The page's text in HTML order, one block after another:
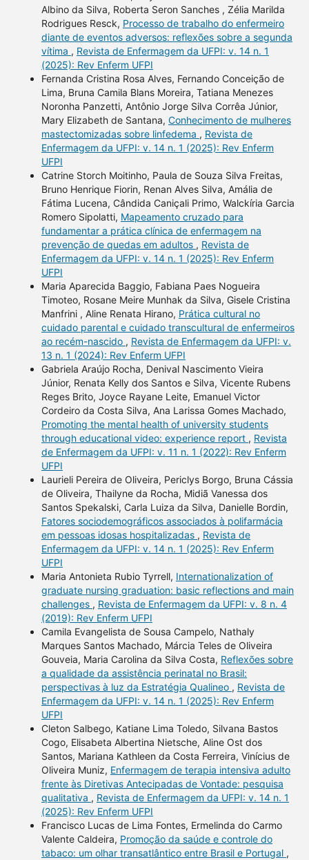
Albino da Silva, Roberta Seron Sanches , Zélia Marilda
Rodrigues Resck, Processo de trabalho do enfermeiro
diante de eventos adversos: reflexões sobre a segunda
vítima , Revista de Enfermagem da UFPI: v. 14 n. 1
(2025): Rev Enferm UFPI
Fernanda Cristina Rosa Alves, Fernando Conceição de
Lima, Bruna Camila Blans Moreira, Tatiana Menezes
Noronha Panzetti, Antônio Jorge Silva Corrêa Júnior,
Mary Elizabeth de Santana, Conhecimento de mulheres
mastectomizadas sobre linfedema , Revista de
Enfermagem da UFPI: v. 14 n. 1 (2025): Rev Enferm
UFPI
Catrine Storch Moitinho, Paula de Souza Silva Freitas,
Bruno Henrique Fiorin, Renan Alves Silva, Amália de
Fátima Lucena, Cândida Caniçali Primo, Walckíria Garcia
Romero Sipolatti, Mapeamento cruzado para
fundamentar a prática clínica de enfermagem na
prevenção de quedas em adultos , Revista de
Enfermagem da UFPI: v. 14 n. 1 (2025): Rev Enferm
UFPI
Maria Aparecida Baggio, Fabiana Paes Nogueira
Timoteo, Rosane Meire Munhak da Silva, Gisele Cristina
Manfrini , Aline Renata Hirano, Prática cultural no
cuidado parental e cuidado transcultural de enfermeiros
ao recém-nascido , Revista de Enfermagem da UFPI: v.
13 n. 1 (2024): Rev Enferm UFPI
Gabriela Araújo Rocha, Denival Nascimento Vieira
Júnior, Renata Kelly dos Santos e Silva, Vicente Rubens
Reges Brito, Joyce Rayane Leite, Emanuel Victor
Cordeiro da Costa Silva, Ana Larissa Gomes Machado,
Promoting the mental health of university students
through educational video: experience report , Revista
de Enfermagem da UFPI: v. 11 n. 1 (2022): Rev Enferm
UFPI
Laurieli Pereira de Oliveira, Periclys Borgo, Bruna Cássia
de Oliveira, Thailyne da Rocha, Midiã Vanessa dos
Santos Spekalski, Carla Luiza da Silva, Danielle Bordin,
Fatores sociodemográficos associados à polifarmácia
em pessoas idosas hospitalizadas , Revista de
Enfermagem da UFPI: v. 14 n. 1 (2025): Rev Enferm
UFPI
Maria Antonieta Rubio Tyrrell, Internationalization of
graduate nursing graduation: basic reflections and main
challenges , Revista de Enfermagem da UFPI: v. 8 n. 4
(2019): Rev Enferm UFPI
Camila Evangelista de Sousa Campelo, Nathaly
Marques Santos Machado, Márcia Teles de Oliveira
Gouveia, Maria Carolina da Silva Costa, Reflexões sobre
a qualidade da assistência perinatal no Brasil:
perspectivas à luz da Estratégia Qualineo , Revista de
Enfermagem da UFPI: v. 14 n. 1 (2025): Rev Enferm
UFPI
Cleton Salbego, Katiane Lima Toledo, Silvana Bastos
Cogo, Elisabeta Albertina Nietsche, Aline Ost dos
Santos, Mariana Kathleen da Costa Ferreira, Vinícius de
Oliveira Muniz, Enfermagem de terapia intensiva adulto
frente às Diretivas Antecipadas de Vontade: pesquisa
qualitativa , Revista de Enfermagem da UFPI: v. 14 n. 1
(2025): Rev Enferm UFPI
Francisco Lucas de Lima Fontes, Ermelinda do Carmo
Valente Caldeira, Promoção da saúde e controle do
tabaco: um olhar transatlântico entre Brasil e Portugal ,